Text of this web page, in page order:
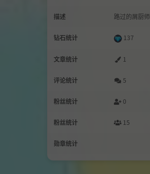
描述 路过的屑厨师
钻石统计 137
文章统计 1
评论统计 5
粉丝统计 0
粉丝统计 15
勋章统计